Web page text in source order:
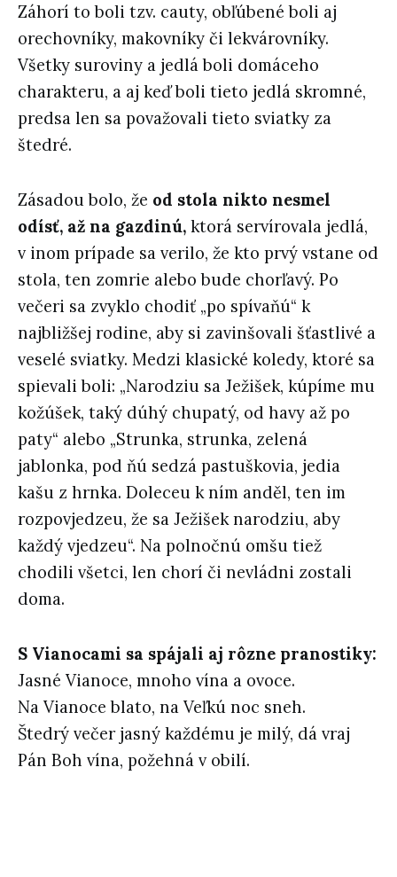
Záhorí to boli tzv. cauty, obľúbené boli aj
orechovníky, makovníky či lekvárovníky.
Všetky suroviny a jedlá boli domáceho
charakteru, a aj keď boli tieto jedlá skromné,
predsa len sa považovali tieto sviatky za
štedré.
Zásadou bolo, že od stola nikto nesmel
odísť, až na gazdinú, ktorá servírovala jedlá,
v inom prípade sa verilo, že kto prvý vstane od
stola, ten zomrie alebo bude chorľavý. Po
večeri sa zvyklo chodiť „po spívaňú“ k
najbližšej rodine, aby si zavinšovali šťastlivé a
veselé sviatky. Medzi klasické koledy, ktoré sa
spievali boli: „Narodziu sa Ježišek, kúpíme mu
kožúšek, taký dúhý chupatý, od havy až po
paty“ alebo „Strunka, strunka, zelená
jablonka, pod ňú sedzá pastuškovia, jedia
kašu z hrnka. Doleceu k ním anděl, ten im
rozpovjedzeu, že sa Ježišek narodziu, aby
každý vjedzeu“. Na polnočnú omšu tiež
chodili všetci, len chorí či nevládni zostali
doma.
S Vianocami sa spájali aj rôzne pranostiky:
Jasné Vianoce, mnoho vína a ovoce.
Na Vianoce blato, na Veľkú noc sneh.
Štedrý večer jasný každému je milý, dá vraj
Pán Boh vína, požehná v obilí.